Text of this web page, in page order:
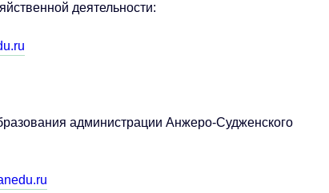
деятельности:
администрации Анжеро-Судженского